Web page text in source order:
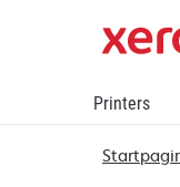
Printers